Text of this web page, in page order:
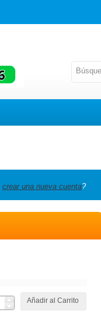
crear una nueva cuenta?
Añadir al Carrito